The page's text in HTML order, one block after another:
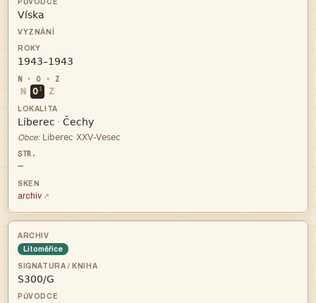


N O i Z
 · 
Obce: 
—
archiv
Litoměřice
